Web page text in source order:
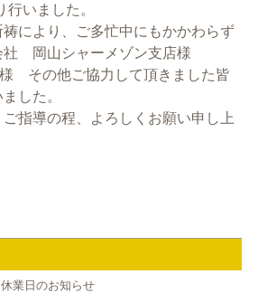
いました。
により、ご多忙中にもかかわらず
社 岡山シャーメゾン支店様
その他ご協力して頂きました皆
した。
指導の程、よろしくお願い申し上
業日のお知らせ